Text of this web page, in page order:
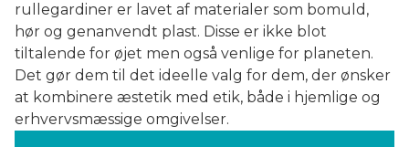
rullegardiner er lavet af materialer som bomuld,
hør og genanvendt plast. Disse er ikke blot
tiltalende for øjet men også venlige for planeten.
Det gør dem til det ideelle valg for dem, der ønsker
at kombinere æstetik med etik, både i hjemlige og
erhvervsmæssige omgivelser.